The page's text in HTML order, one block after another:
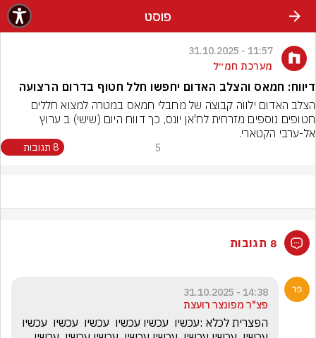
פוסט
11:57 - 31.10.2025
מערכת חמ״ל
דיווח: חמאס והצלב האדום יחפשו חלל חטוף בדרום הרצועה
חטופים נוספים מזרחית לח'אן יונס, כך דווח היום (שישי) ב ערוץ
אל-ערבי הקטארי.
5 8 תגובות
8 תגובות
14:38 - 31.10.2025
פצ"ר מפונצר רועצת